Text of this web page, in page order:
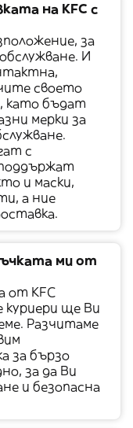
на KFC с
за
И
своето
като бъдат
мерки за
с
и маски,
а ние
ми от
от KFC
ще Ви
Разчитаме
за бързо
за да Ви
и безопасна